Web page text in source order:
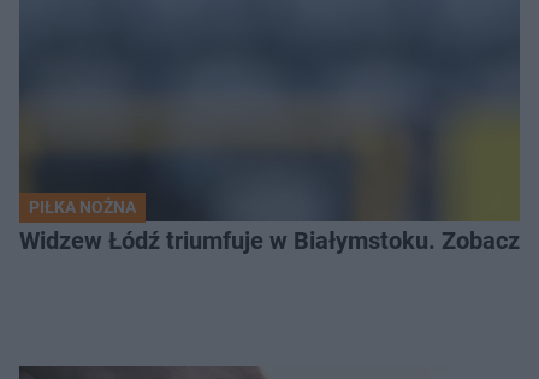
PIŁKA NOŻNA
Widzew Łódź triumfuje w Białymstoku. Zobacz